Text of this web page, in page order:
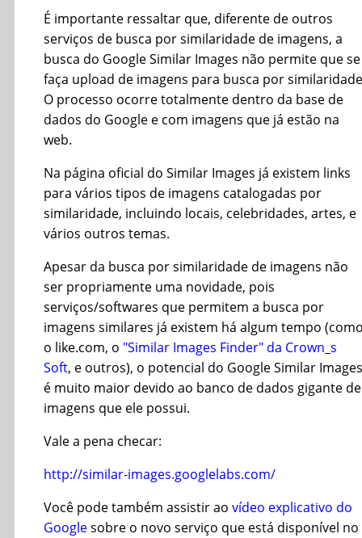
É importante ressaltar que, diferente de outros
serviços de busca por similaridade de imagens, a
busca do Google Similar Images não permite que se
faça upload de imagens para busca por
O processo ocorre totalmente dentro da base de
dados do Google e com imagens que já estão na
web.
Na página oficial do Similar Images já existem links
para vários tipos de imagens catalogadas por
similaridade, incluindo locais, celebridades, artes, e
vários outros temas.
Apesar da busca por similaridade de imagens não
ser propriamente uma novidade, pois
serviços/softwares que permitem a busca por
imagens similares já existem há algum tempo
o like.com, o "Similar Images Finder" da Crown_s
Soft, e outros), o potencial do Google Similar Images
é muito maior devido ao banco de dados gigante de
imagens que ele possui.
Vale a pena checar:
http://similar-images.googlelabs.com/
Você pode também assistir ao vídeo explicativo do
Googlesobre o novo serviço que está disponível no